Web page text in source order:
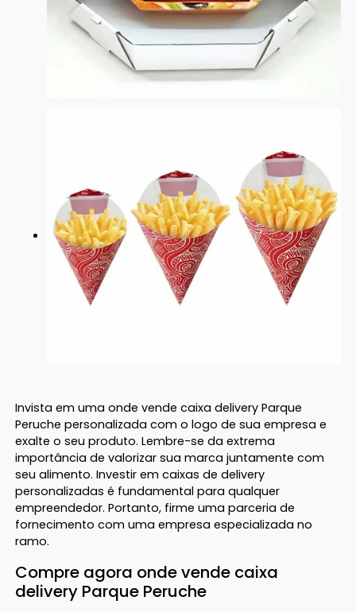
Invista em uma onde vende caixa delivery Parque
Peruche personalizada com o logo de sua empresa e
exalte o seu produto. Lembre-se da extrema
importância de valorizar sua marca juntamente com
seu alimento. Investir em caixas de delivery
personalizadas é fundamental para qualquer
empreendedor. Portanto, firme uma parceria de
fornecimento com uma empresa especializada no
ramo.
Compre agora onde vende caixa
delivery Parque Peruche